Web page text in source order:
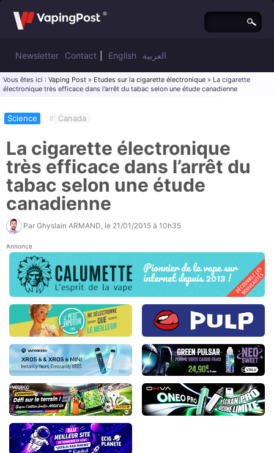
Newsletter Contact English العربية
Vous êtes ici : Vaping Post » Etudes sur la cigarette électronique » La cigarette
électronique très efficace dans l’arrêt du tabac selon une étude canadienne
Science # Canada
La cigarette électronique
très efficace dans l’arrêt du
tabac selon une étude
canadienne
Par Ghyslain ARMAND , le 21/01/2015 à 10h35
Annonce